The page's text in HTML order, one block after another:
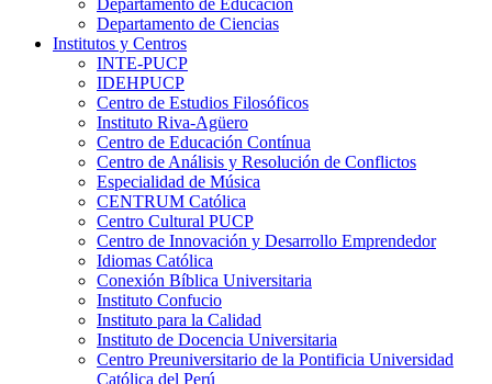
Departamento de Educación
Departamento de Ciencias
Institutos y Centros
INTE-PUCP
IDEHPUCP
Centro de Estudios Filosóficos
Instituto Riva-Agüero
Centro de Educación Contínua
Centro de Análisis y Resolución de Conflictos
Especialidad de Música
CENTRUM Católica
Centro Cultural PUCP
Centro de Innovación y Desarrollo Emprendedor
Idiomas Católica
Conexión Bíblica Universitaria
Instituto Confucio
Instituto para la Calidad
Instituto de Docencia Universitaria
Centro Preuniversitario de la Pontificia Universidad
Católica del Perú